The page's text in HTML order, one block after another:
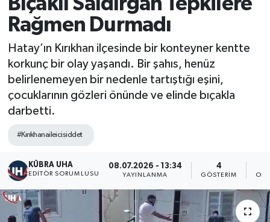
Rağmen Durmadı
Hatay’ın Kırıkhan ilçesinde bir konteyner kentte
korkunç bir olay yaşandı. Bir şahıs, henüz
belirlenemeyen bir nedenle tartıştığı eşini,
çocuklarının gözleri önünde ve elinde bıçakla
darbetti.
#Kırıkhanaileicisiddet
KÜBRA UHA
EDİTÖR SORUMLUSU
08.07.2026 - 13:34
YAYINLANMA
4
GÖSTERIM
Siyaset
Spor
Yaşam
Süper Lig Puan Durumu ve Fikstür
Tüm Manşetler
Son Dakika Haberleri
Haber Arşivi